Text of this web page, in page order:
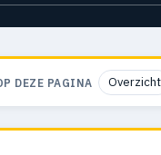
DEZE PAGINA Overzicht